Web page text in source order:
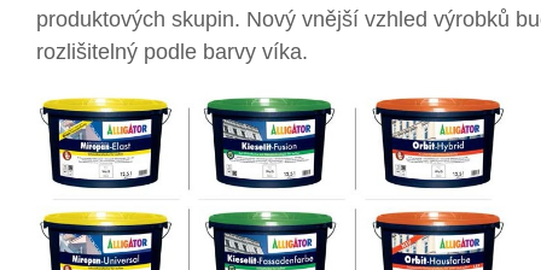
produktových skupin. Nový vnější vzhled výrobků
rozlišitelný podle barvy víka.